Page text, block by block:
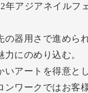
年アジアネイルフ
の器用さで進めら
力にのめり込む。
いアートを得意と
ンワークではお客